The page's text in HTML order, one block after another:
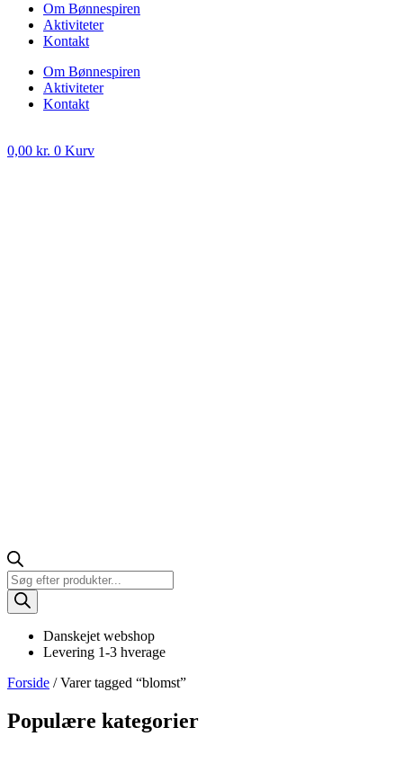
Om Bønnespiren
Aktiviteter
Kontakt
Om Bønnespiren
Aktiviteter
Kontakt
0,00 kr. 0 Kurv
Products
search
Danskejet webshop
Levering 1-3 hverage
Forside / Varer tagged “blomst”
Populære kategorier